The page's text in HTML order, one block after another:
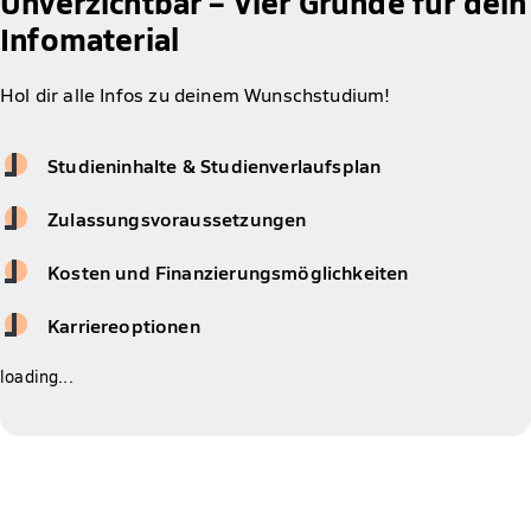
Infomaterial
Hol dir alle Infos zu deinem Wunschstudium!
Studieninhalte & Studienverlaufsplan
Zulassungsvoraussetzungen
Kosten und Finanzierungsmöglichkeiten
Karriereoptionen
loading...